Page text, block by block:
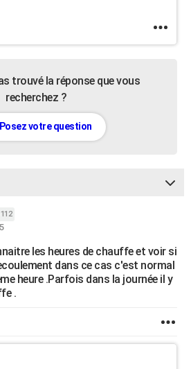
trouvé la réponse que vous
recherchez ?
Posez votre question
les heures de chauffe et voir si
dans ce cas c'est normal
heure .Parfois dans la journée il y
.